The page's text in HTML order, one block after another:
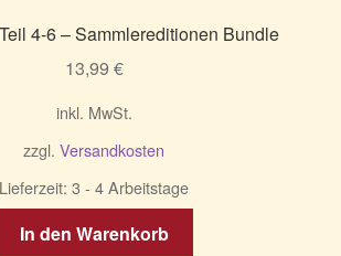
4-6 – Sammlereditionen Bundle
13,99 €
inkl. MwSt.
zzgl. Versandkosten
Lieferzeit: 3 - 4 Arbeitstage
In den Warenkorb